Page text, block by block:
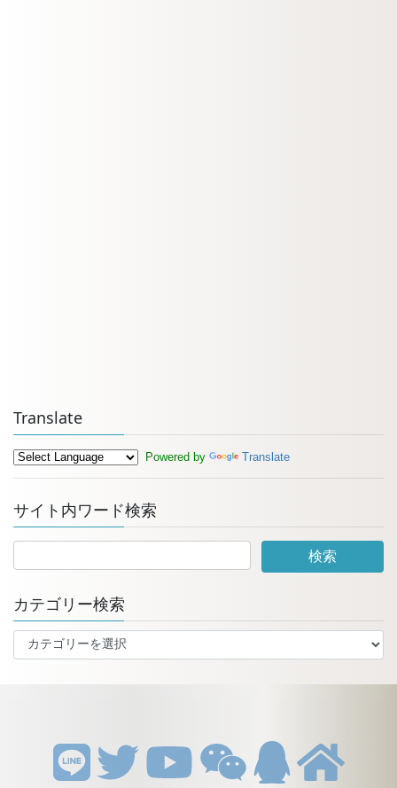
Translate
Powered by Translate
サイト内ワード検索
カテゴリー検索
テ